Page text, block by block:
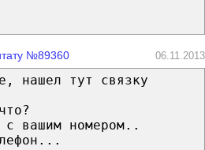
№89360 06.11.2013
нашел тут связку
вашим номером..